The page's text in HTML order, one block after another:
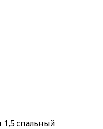
1,5 спальный